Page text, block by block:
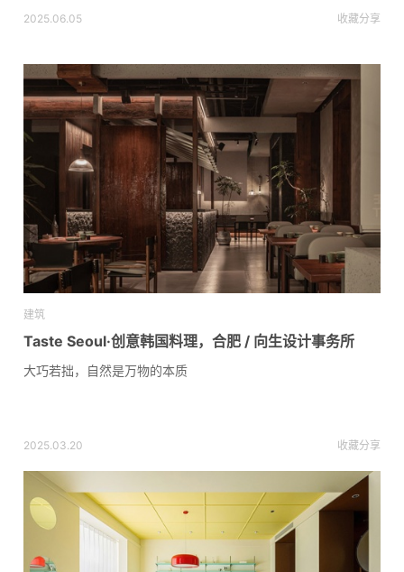
2025.06.05 收藏分享
建筑
Taste Seoul·创意韩国料理，合肥 / 向生设计事务所
大巧若拙，自然是万物的本质
2025.03.20 收藏分享